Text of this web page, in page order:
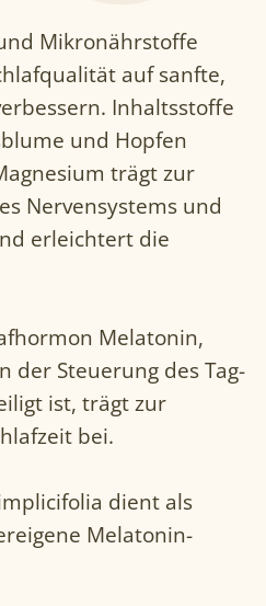
Mikronährstoffe
auf sanfte,
Inhaltsstoffe
und Hopfen
trägt zur
Nervensystems und
erleichtert die
Melatonin,
der Steuerung des Tag-
ist, trägt zur
bei.
dient als
Melatonin-